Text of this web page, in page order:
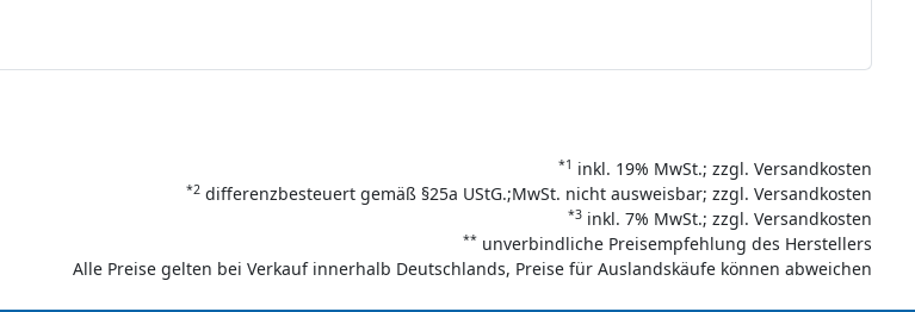
*1 inkl. 19% MwSt.; zzgl. Versandkosten
*2 differenzbesteuert gemäß §25a UStG.;MwSt. nicht ausweisbar; zzgl. Versandkosten
*3 inkl. 7% MwSt.; zzgl. Versandkosten
** unverbindliche Preisempfehlung des Herstellers
Alle Preise gelten bei Verkauf innerhalb Deutschlands, Preise für Auslandskäufe können abweichen